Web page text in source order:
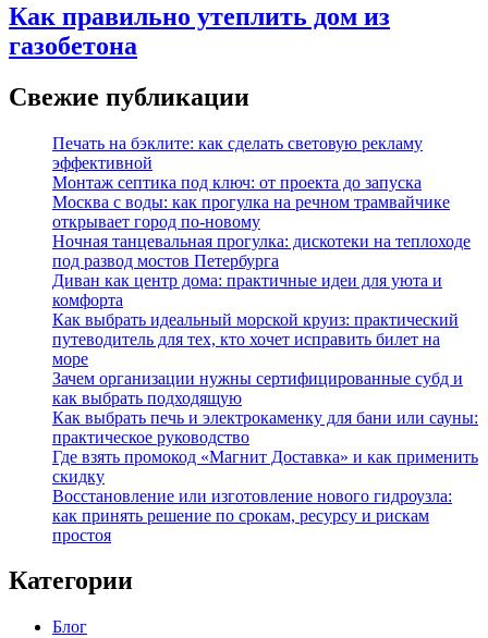
Как правильно утеплить дом из
газобетона
Свежие публикации
Печать на бэклите: как сделать световую рекламу
эффективной
Монтаж септика под ключ: от проекта до запуска
Москва с воды: как прогулка на речном трамвайчике
открывает город по‑новому
Ночная танцевальная прогулка: дискотеки на теплоходе
под развод мостов Петербурга
Диван как центр дома: практичные идеи для уюта и
комфорта
Как выбрать идеальный морской круиз: практический
путеводитель для тех, кто хочет исправить билет на
море
Зачем организации нужны сертифицированные субд и
как выбрать подходящую
Как выбрать печь и электрокаменку для бани или сауны:
практическое руководство
Где взять промокод «Магнит Доставка» и как применить
скидку
Восстановление или изготовление нового гидроузла:
как принять решение по срокам, ресурсу и рискам
простоя
Категории
Блог